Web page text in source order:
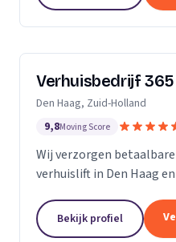
Verhuisbedrijf 365
Den Haag, Zuid-Holland
9,8Moving Score
Wij verzorgen
verhuislift in Den Haag
Bekijk profiel